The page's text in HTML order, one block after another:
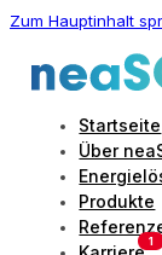
Zum Hauptinhalt
Startseite
Über
Produkte